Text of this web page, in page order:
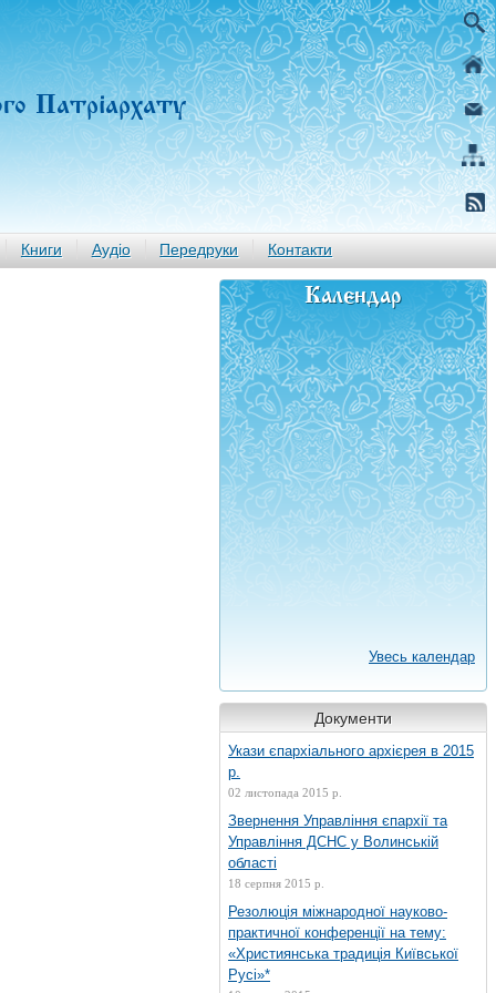
Патріархату
Книги Аудіо Передруки Контакти
Календар
Увесь календар
Документи
Укази єпархіального архієрея в 2015
р.
02 листопада 2015 р.
Звернення Управління єпархії та
Управління ДСНС у Волинській
області
18 серпня 2015 р.
Резолюція міжнародної науково-
практичної конференції на тему:
«Християнська традиція Київської
Русі»*